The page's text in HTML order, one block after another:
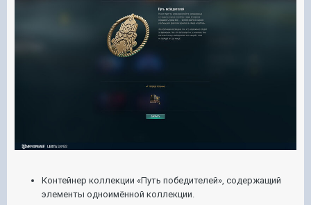
Контейнер коллекции «Путь победителей», содержащий
элементы одноимённой коллекции.